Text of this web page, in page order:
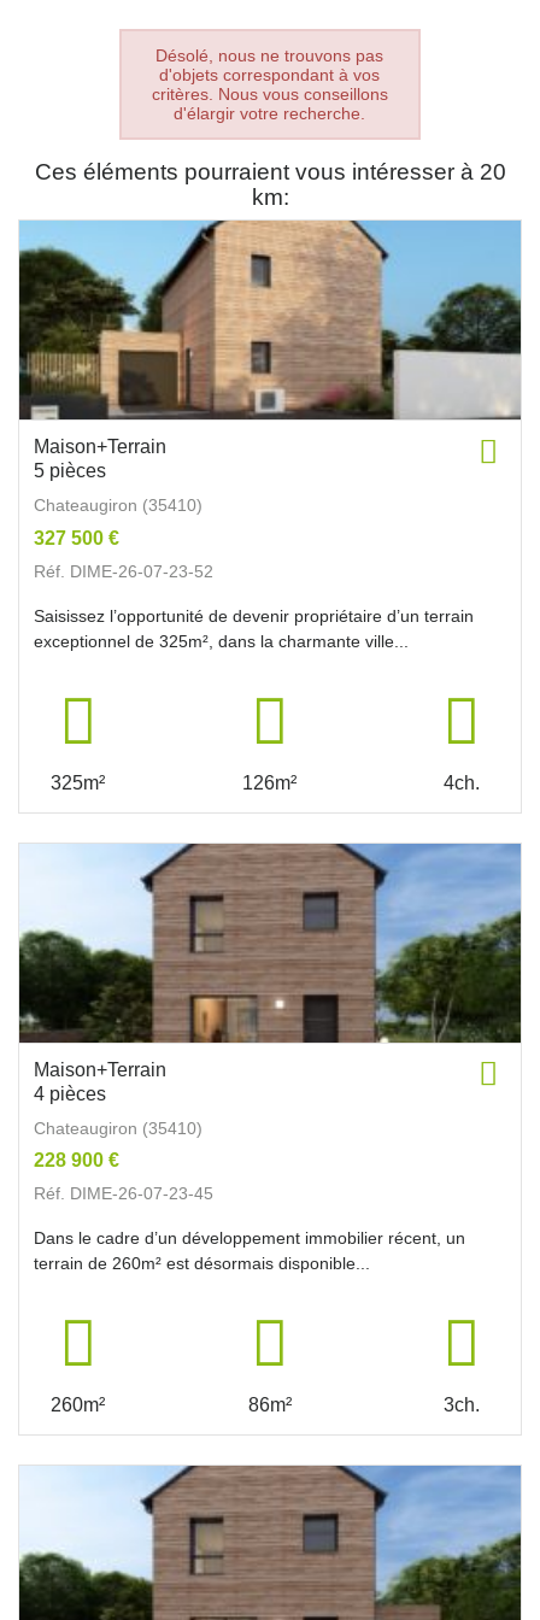
Désolé, nous ne trouvons pas
d'objets correspondant à vos
critères. Nous vous conseillons
d'élargir votre recherche.
Ces éléments pourraient vous intéresser à 20
km:
Maison+Terrain
5 pièces
Chateaugiron (35410)
327 500 €
Réf. DIME-26-07-23-52
Saisissez l’opportunité de devenir propriétaire d’un terrain
exceptionnel de 325m², dans la charmante ville...
325m² 126m² 4ch.
Maison+Terrain
4 pièces
Chateaugiron (35410)
228 900 €
Réf. DIME-26-07-23-45
Dans le cadre d’un développement immobilier récent, un
terrain de 260m² est désormais disponible...
260m² 86m² 3ch.